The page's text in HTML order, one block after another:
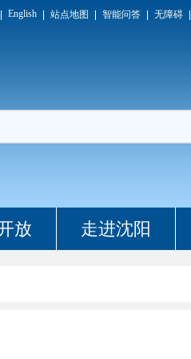
English 站点地图 智能问答 无障碍
放 走进沈阳